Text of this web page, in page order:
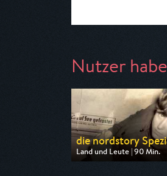
Nutzer
die nordstory
Land und Leute | 90 Min.
Ausgestrahlt von NDR